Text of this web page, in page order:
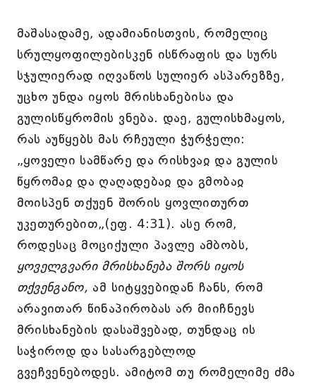
მაშასადამე, ადამიანისთვის, რომელიც
სრულყოფილებისკენ ისწრაფის და სურს
სჯულიერად იღვაწოს სულიერ ასპარეზზე,
უცხო უნდა იყოს მრისხანებისა და
გულისწყრომის ვნება. დაე, გულისხმაყოს,
რას აუწყებს მას რჩეული ჭურჭელი:
„ყოველი სამწარე და რისხვაჲ და გულის
წყრომაჲ და ღაღადებაჲ და გმობაჲ
მოისპენ თქუენ შორის ყოვლითურთ
უკეთურებით„(ეფ. 4:31). ასე რომ,
როდესაც მოციქული პავლე ამბობს,
ყოველგვარი მრისხანება შორს იყოს
თქვენგანო, ამ სიტყვებიდან ჩანს, რომ
არავითარ წინაპირობას არ მიიჩნევს
მრისხანების დასაშვებად, თუნდაც ის
საჭიროდ და სასარგებლოდ
გვეჩვენებოდეს. ამიტომ თუ რომელიმე ძმა